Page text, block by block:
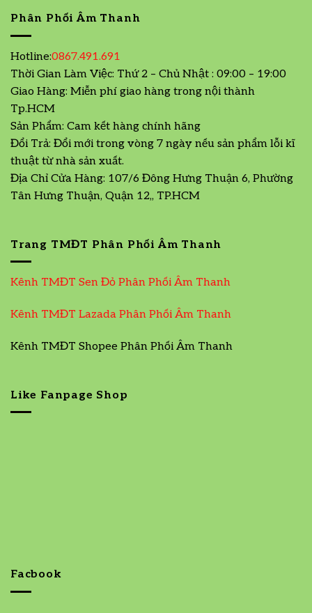
Phân Phối Âm Thanh
Hotline:0867.491.691
Thời Gian Làm Việc: Thứ 2 – Chủ Nhật : 09:00 – 19:00
Giao Hàng: Miễn phí giao hàng trong nội thành
Tp.HCM
Sản Phẩm: Cam kết hàng chính hãng
Đổi Trả: Đổi mới trong vòng 7 ngày nếu sản phẩm lỗi kĩ
thuật từ nhà sản xuất.
Địa Chỉ Cửa Hàng: 107/6 Đông Hưng Thuận 6, Phường
Tân Hưng Thuận, Quận 12,, TP.HCM
Trang TMĐT Phân Phối Âm Thanh
Kênh TMĐT Sen Đỏ Phân Phối Âm Thanh
Kênh TMĐT Lazada Phân Phối Âm Thanh
Kênh TMĐT Shopee Phân Phối Âm Thanh
Like Fanpage Shop
Facbook